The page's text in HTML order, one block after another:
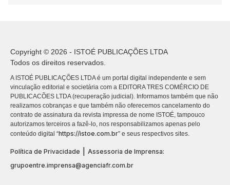
Copyright © 2026 - ISTOÉ PUBLICAÇÕES LTDA
Todos os direitos reservados.
A ISTOÉ PUBLICAÇÕES LTDA é um portal digital independente e sem
vinculação editorial e societária com a EDITORA TRES COMÉRCIO DE
PUBLICACÕES LTDA (recuperação judicial). Informamos também que não
realizamos cobranças e que também não oferecemos cancelamento do
contrato de assinatura da revista impressa de nome ISTOÉ, tampouco
autorizamos terceiros a fazê-lo, nos responsabilizamos apenas pelo
conteúdo digital “https://istoe.com.br” e seus respectivos sites.
Política de Privacidade
Assessoria de Imprensa:
grupoentre.imprensa@agenciafr.com.br